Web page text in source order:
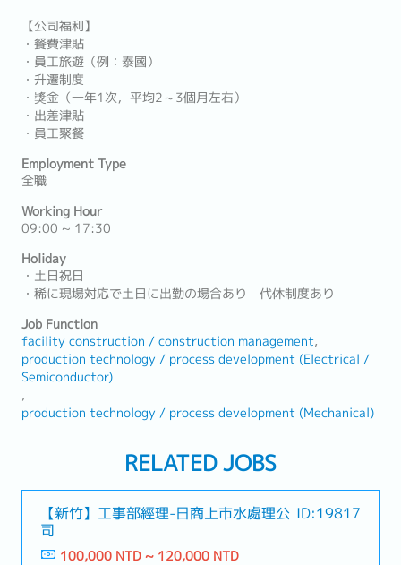
【公司福利】
・餐費津貼
・員工旅遊（例：泰國）
・升遷制度
・獎金（一年1次，平均2～3個月左右）
・出差津貼
・員工聚餐
Employment Type
全職
Working Hour
09:00 ~ 17:30
Holiday
・土日祝日
・稀に現場対応で土日に出勤の場合あり 代休制度あり
Job Function
facility construction / construction management
production technology / process development (Electrical /
Semiconductor)
production technology / process development (Mechanical)
RELATED JOBS
【新竹】工事部經理-日商上市水處理公
司
ID:19817
100,000 NTD ~ 120,000 NTD